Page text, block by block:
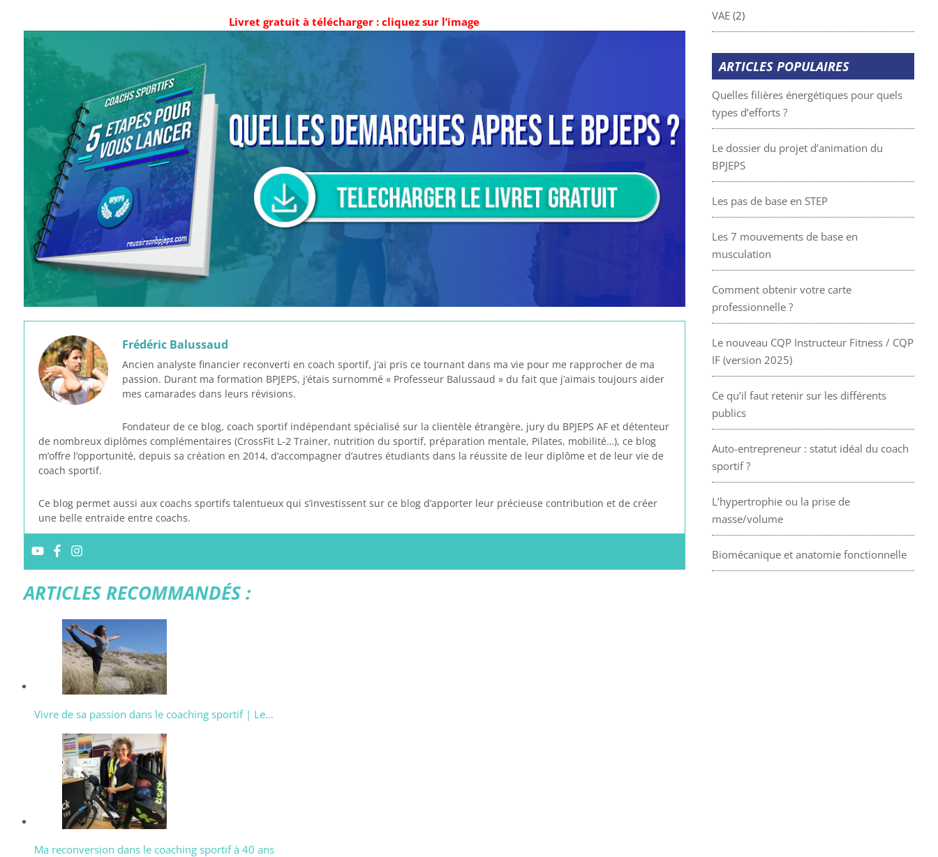
Livret gratuit à télécharger : cliquez sur l’image
Frédéric Balussaud
Ancien analyste financier reconverti en coach sportif, j’ai pris ce tournant dans ma vie pour me rapprocher de ma
passion. Durant ma formation BPJEPS, j’étais surnommé « Professeur Balussaud » du fait que j’aimais toujours aider
mes camarades dans leurs révisions.
Fondateur de ce blog, coach sportif indépendant spécialisé sur la clientèle étrangère, jury du BPJEPS AF et détenteur
de nombreux diplômes complémentaires (CrossFit L-2 Trainer, nutrition du sportif, préparation mentale, Pilates, mobilité…), ce blog
m’offre l’opportunité, depuis sa création en 2014, d’accompagner d’autres étudiants dans la réussite de leur diplôme et de leur vie de
coach sportif.
Ce blog permet aussi aux coachs sportifs talentueux qui s’investissent sur ce blog d’apporter leur précieuse contribution et de créer
une belle entraide entre coachs.
ARTICLES RECOMMANDÉS :
Vivre de sa passion dans le coaching sportif | Le…
Ma reconversion dans le coaching sportif à 40 ans
VAE(2)
ARTICLES POPULAIRES
Quelles filières énergétiques pour quels
types d’efforts ?
Le dossier du projet d’animation du
BPJEPS
Les pas de base en STEP
Les 7 mouvements de base en
musculation
Comment obtenir votre carte
professionnelle ?
Le nouveau CQP Instructeur Fitness / CQP
IF (version 2025)
Ce qu’il faut retenir sur les différents
publics
Auto-entrepreneur : statut idéal du coach
sportif ?
L’hypertrophie ou la prise de
masse/volume
Biomécanique et anatomie fonctionnelle